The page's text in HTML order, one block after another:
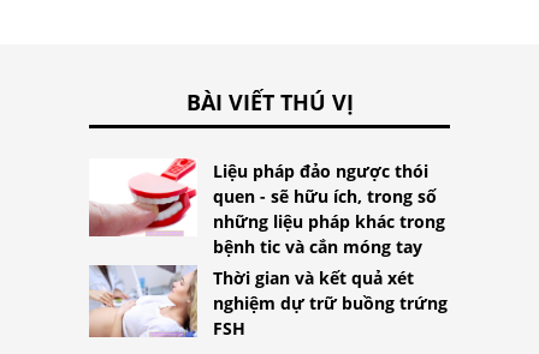
BÀI VIẾT THÚ VỊ
Liệu pháp đảo ngược thói
quen - sẽ hữu ích, trong số
những liệu pháp khác trong
bệnh tic và cắn móng tay
Thời gian và kết quả xét
nghiệm dự trữ buồng trứng
FSH